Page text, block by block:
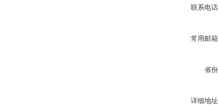
联系电
常用邮
省
详细地